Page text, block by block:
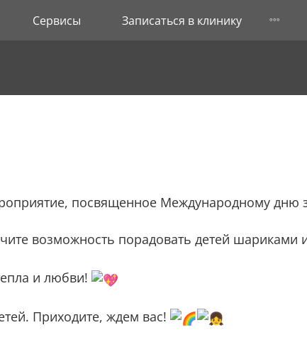
Сервисы Записаться в клинику
посвященное Международному дню
возможность порадовать детей шариками
и любви!
Приходите, ждем вас!